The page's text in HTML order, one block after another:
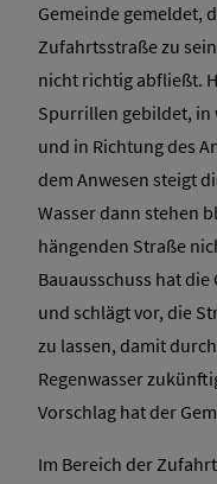
Gemeinde gemeldet,
Zufahrtsstraße zu
nicht richtig abfließt.
Spurrillen gebildet, in
und in Richtung des
dem Anwesen steigt
Wasser dann stehen
hängenden Straße
Bauausschuss hat
und schlägt vor, die
zu lassen, damit
Regenwasser
Vorschlag hat der
Im Bereich der